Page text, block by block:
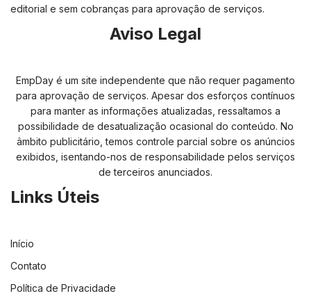
editorial e sem cobranças para aprovação de serviços.
Aviso Legal
EmpDay é um site independente que não requer pagamento
para aprovação de serviços. Apesar dos esforços contínuos
para manter as informações atualizadas, ressaltamos a
possibilidade de desatualização ocasional do conteúdo. No
âmbito publicitário, temos controle parcial sobre os anúncios
exibidos, isentando-nos de responsabilidade pelos serviços
de terceiros anunciados.
Links Úteis
Início
Contato
Política de Privacidade